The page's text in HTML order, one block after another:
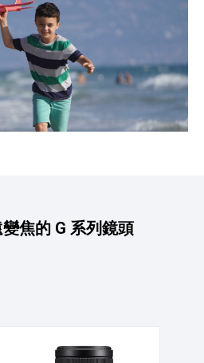
焦的 G 系列鏡頭
超望遠變焦的 G 系列鏡頭